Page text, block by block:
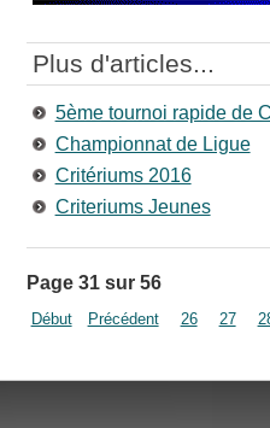
Plus d'articles...
5ème tournoi rapide de
Championnat de Ligue
Critériums 2016
Criteriums Jeunes
Page 31 sur 56
Début Précédent 26 27